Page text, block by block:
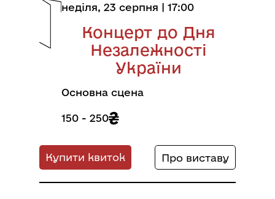
неділя, 23 серпня | 17:00
Концерт до Дня
Незалежності
України
Основна сцена
150 - 250
Купити квиток Про виставу